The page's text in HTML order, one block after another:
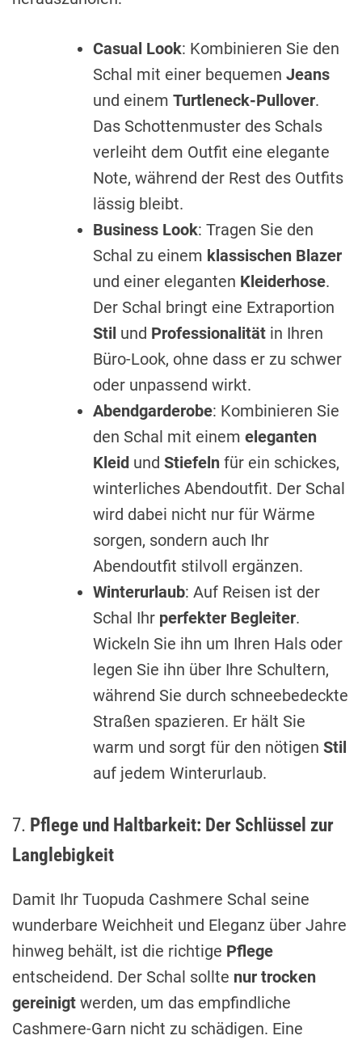
Casual Look: Kombinieren Sie den
Schal mit einer bequemen Jeans
und einem Turtleneck-Pullover.
Das Schottenmuster des Schals
verleiht dem Outfit eine elegante
Note, während der Rest des Outfits
lässig bleibt.
Business Look: Tragen Sie den
Schal zu einem klassischen Blazer
und einer eleganten Kleiderhose.
Der Schal bringt eine Extraportion
Stil und Professionalität in Ihren
Büro-Look, ohne dass er zu schwer
oder unpassend wirkt.
Abendgarderobe: Kombinieren Sie
den Schal mit einem eleganten
Kleid und Stiefeln für ein schickes,
winterliches Abendoutfit. Der Schal
wird dabei nicht nur für Wärme
sorgen, sondern auch Ihr
Abendoutfit stilvoll ergänzen.
Winterurlaub: Auf Reisen ist der
Schal Ihr perfekter Begleiter.
Wickeln Sie ihn um Ihren Hals oder
legen Sie ihn über Ihre Schultern,
während Sie durch schneebedeckte
Straßen spazieren. Er hält Sie
warm und sorgt für den nötigen Stil
auf jedem Winterurlaub.
7. Pflege und Haltbarkeit: Der Schlüssel zur
Langlebigkeit
Damit Ihr Tuopuda Cashmere Schal seine
wunderbare Weichheit und Eleganz über Jahre
hinweg behält, ist die richtige Pflege
entscheidend. Der Schal sollte nur trocken
gereinigt werden, um das empfindliche
Cashmere-Garn nicht zu schädigen. Eine